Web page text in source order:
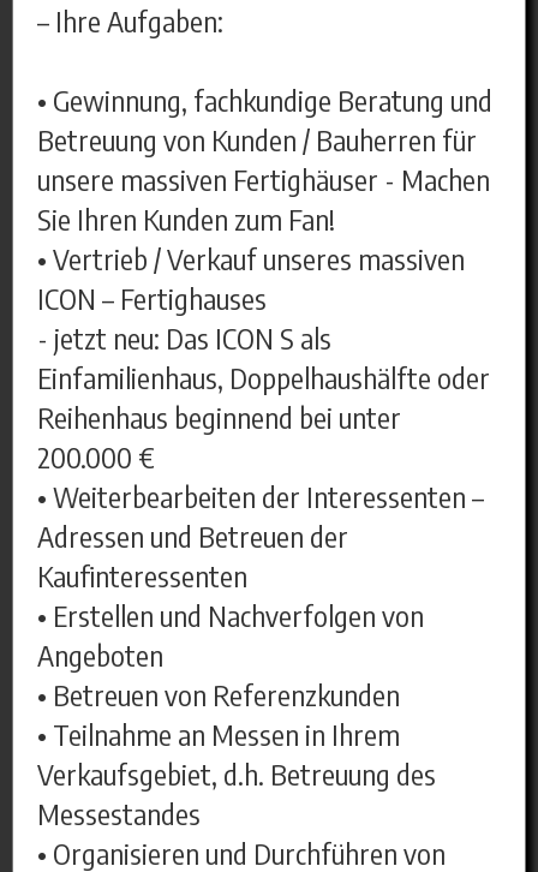
– Ihre Aufgaben:
• Gewinnung, fachkundige Beratung und
Betreuung von Kunden / Bauherren für
unsere massiven Fertighäuser - Machen
Sie Ihren Kunden zum Fan!
• Vertrieb / Verkauf unseres massiven
ICON – Fertighauses
- jetzt neu: Das ICON S als
Einfamilienhaus, Doppelhaushälfte oder
Reihenhaus beginnend bei unter
200.000 €
• Weiterbearbeiten der Interessenten –
Adressen und Betreuen der
Kaufinteressenten
• Erstellen und Nachverfolgen von
Angeboten
• Betreuen von Referenzkunden
• Teilnahme an Messen in Ihrem
Verkaufsgebiet, d.h. Betreuung des
Messestandes
• Organisieren und Durchführen von